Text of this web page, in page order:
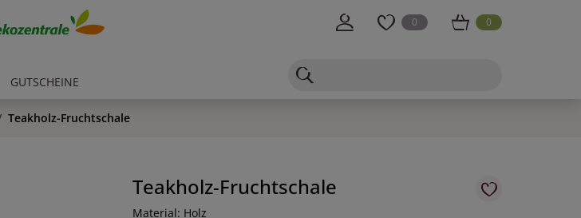
0 0
GUTSCHEINE
Teakholz-Fruchtschale
Teakholz-Fruchtschale
Material: Holz